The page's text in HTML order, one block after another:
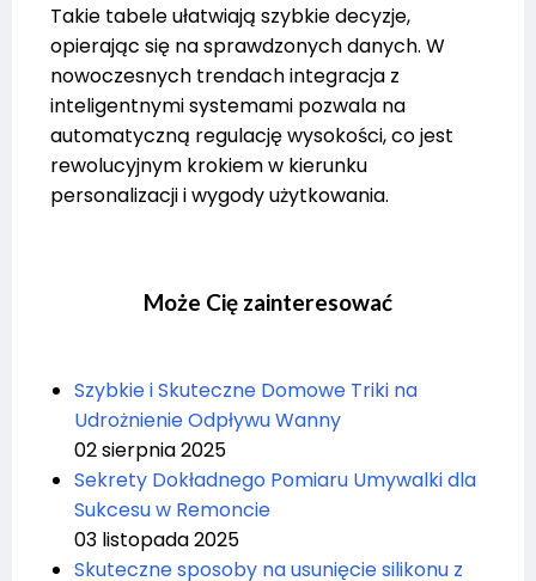
Takie tabele ułatwiają szybkie decyzje,
opierając się na sprawdzonych danych. W
nowoczesnych trendach integracja z
inteligentnymi systemami pozwala na
automatyczną regulację wysokości, co jest
rewolucyjnym krokiem w kierunku
personalizacji i wygody użytkowania.
Może Cię zainteresować
Szybkie i Skuteczne Domowe Triki na
Udrożnienie Odpływu Wanny
02 sierpnia 2025
Sekrety Dokładnego Pomiaru Umywalki dla
Sukcesu w Remoncie
03 listopada 2025
Skuteczne sposoby na usunięcie silikonu z